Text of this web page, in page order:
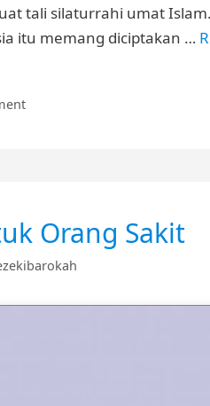
tali silaturrahi umat
itu memang diciptakan …
Orang Sakit